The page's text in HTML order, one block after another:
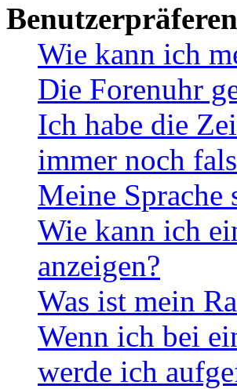
Wie kann ich
Die Forenuhr
Ich habe die
immer noch
Meine Sprache
Wie kann ich
anzeigen?
Was ist mein
Wenn ich bei
werde ich